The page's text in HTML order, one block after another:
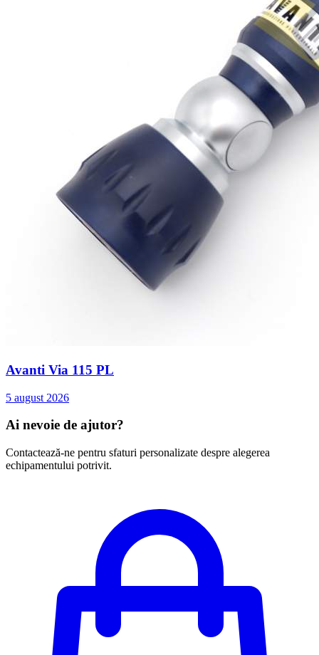
Avanti Via 115 PL
5 august 2026
Ai nevoie de ajutor?
Contactează-ne pentru sfaturi personalizate despre alegerea
echipamentului potrivit.